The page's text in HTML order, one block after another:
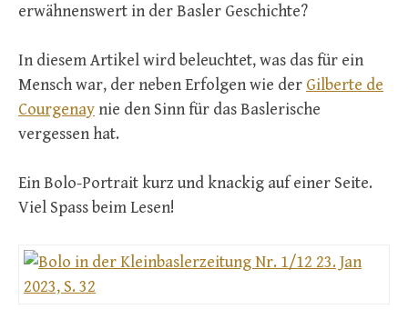
erwähnenswert in der Basler Geschichte?
In diesem Artikel wird beleuchtet, was das für ein
Mensch war, der neben Erfolgen wie der Gilberte de
Courgenay nie den Sinn für das Baslerische
vergessen hat.
Ein Bolo-Portrait kurz und knackig auf einer Seite.
Viel Spass beim Lesen!